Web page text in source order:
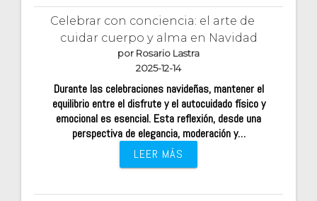
Celebrar con conciencia: el arte de
cuidar cuerpo y alma en Navidad
por Rosario Lastra
2025-12-14
Durante las celebraciones navideñas, mantener el
equilibrio entre el disfrute y el autocuidado físico y
emocional es esencial. Esta reflexión, desde una
perspectiva de elegancia, moderación y…
LEER MÁS